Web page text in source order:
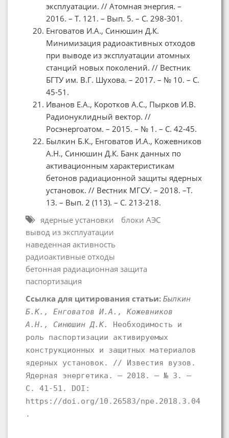
эксплуатации. // Атомная энергия. –
2016. – Т. 121. – Вып. 5. – С. 298-301.
Енговатов И.А., Синюшин Д.К.
Минимизация радиоактивных отходов
при выводе из эксплуатации атомных
станций новых поколений. // Вестник
БГТУ им. В.Г. Шухова. – 2017. – № 10. – С.
45-51.
Иванов Е.А., Коротков А.С., Пырков И.В.
Радионуклидный вектор. //
Росэнергоатом. – 2015. – № 1. – С. 42-45.
Былкин Б.К., Енговатов И.А., Кожевников
А.Н., Синюшин Д.К. Банк данных по
активационным характеристикам
бетонов радиационной защиты ядерных
установок. // Вестник МГСУ. – 2018. –Т.
13. – Вып. 2 (113). – С. 213-218.
ядерные установки
блоки АЭС
вывод из эксплуатации
наведенная активность
радиоактивные отходы
бетонная радиационная защита
паспортизация
Ссылка для цитирования статьи: Былкин
Б.К., Енговатов И.А., Кожевников
А.Н., Синюшин Д.К.
Необходимость и
роль паспортизации активируемых
конструкционных и защитных материалов
ядерных установок. // Известия вузов.
Ядерная энергетика. – 2018. – № 3. –
С. 41-51. DOI:
https://doi.org/10.26583/npe.2018.3.04
.